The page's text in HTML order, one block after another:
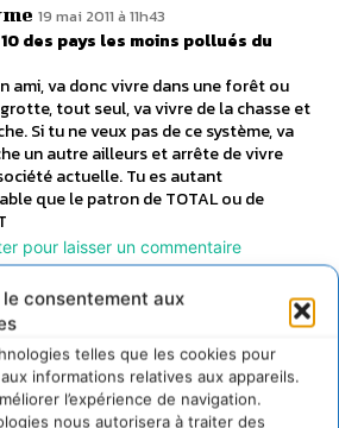
le consentement aux
telles que les cookies pour
informations relatives aux appareils.
l’expérience de navigation.
nous autorisera à traiter des
19 mai 2011 à 11h43
des pays les moins pollués du
ami, va donc vivre dans une forêt ou
tout seul, va vivre de la chasse et
Si tu ne veux pas de ce système, va
un autre ailleurs et arrête de vivre
actuelle. Tu es autant
que le patron de TOTAL ou de
pour laisser un commentaire
30 avril 2013 à 23h39
10 des pays les moins pollués du
on ne Figure pas Haiti parmis les 10 pays
pollues?